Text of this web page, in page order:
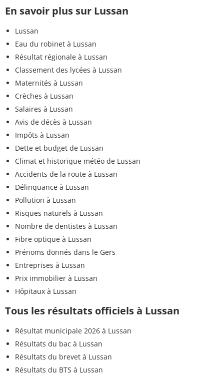
En savoir plus sur Lussan
Lussan
Eau du robinet à Lussan
Résultat régionale à Lussan
Classement des lycées à Lussan
Maternités à Lussan
Crèches à Lussan
Salaires à Lussan
Avis de décès à Lussan
Impôts à Lussan
Dette et budget de Lussan
Climat et historique météo de Lussan
Accidents de la route à Lussan
Délinquance à Lussan
Pollution à Lussan
Risques naturels à Lussan
Nombre de dentistes à Lussan
Fibre optique à Lussan
Prénoms donnés dans le Gers
Entreprises à Lussan
Prix immobilier à Lussan
Hôpitaux à Lussan
Tous les résultats officiels à Lussan
Résultat municipale 2026 à Lussan
Résultats du bac à Lussan
Résultats du brevet à Lussan
Résultats du BTS à Lussan